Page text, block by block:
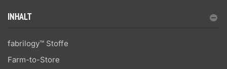
INHALT
fabrilogy™ Stoffe
Farm-to-Store